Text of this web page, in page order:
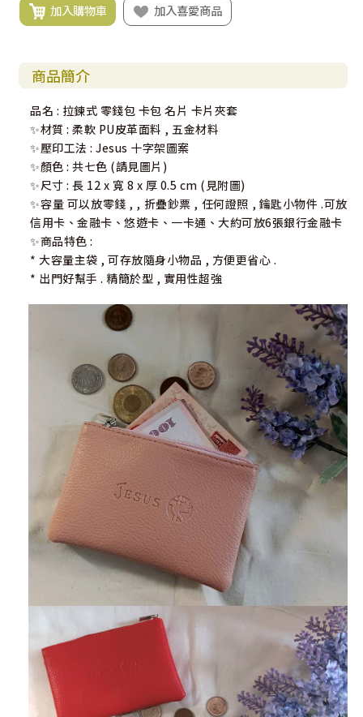
加入購物車 加入喜愛商品
商品簡介
品名 : 拉鍊式 零錢包 卡包 名片 卡片夾套
✨材質 : 柔軟 PU皮革面料 , 五金材料
✨壓印工法 : Jesus 十字架圖案
✨顏色 : 共七色 (請見圖片)
✨尺寸 : 長 12 x 寬 8 x 厚 0.5 cm (見附圖)
✨容量 可以放零錢 , , 折疊鈔票 , 任何證照 , 鑰匙小物件 .可放
信用卡、金融卡、悠遊卡、一卡通、大約可放6張銀行金融卡
✨商品特色 :
* 大容量主袋 , 可存放隨身小物品 , 方便更省心 .
* 出門好幫手 . 精簡於型 , 實用性超強